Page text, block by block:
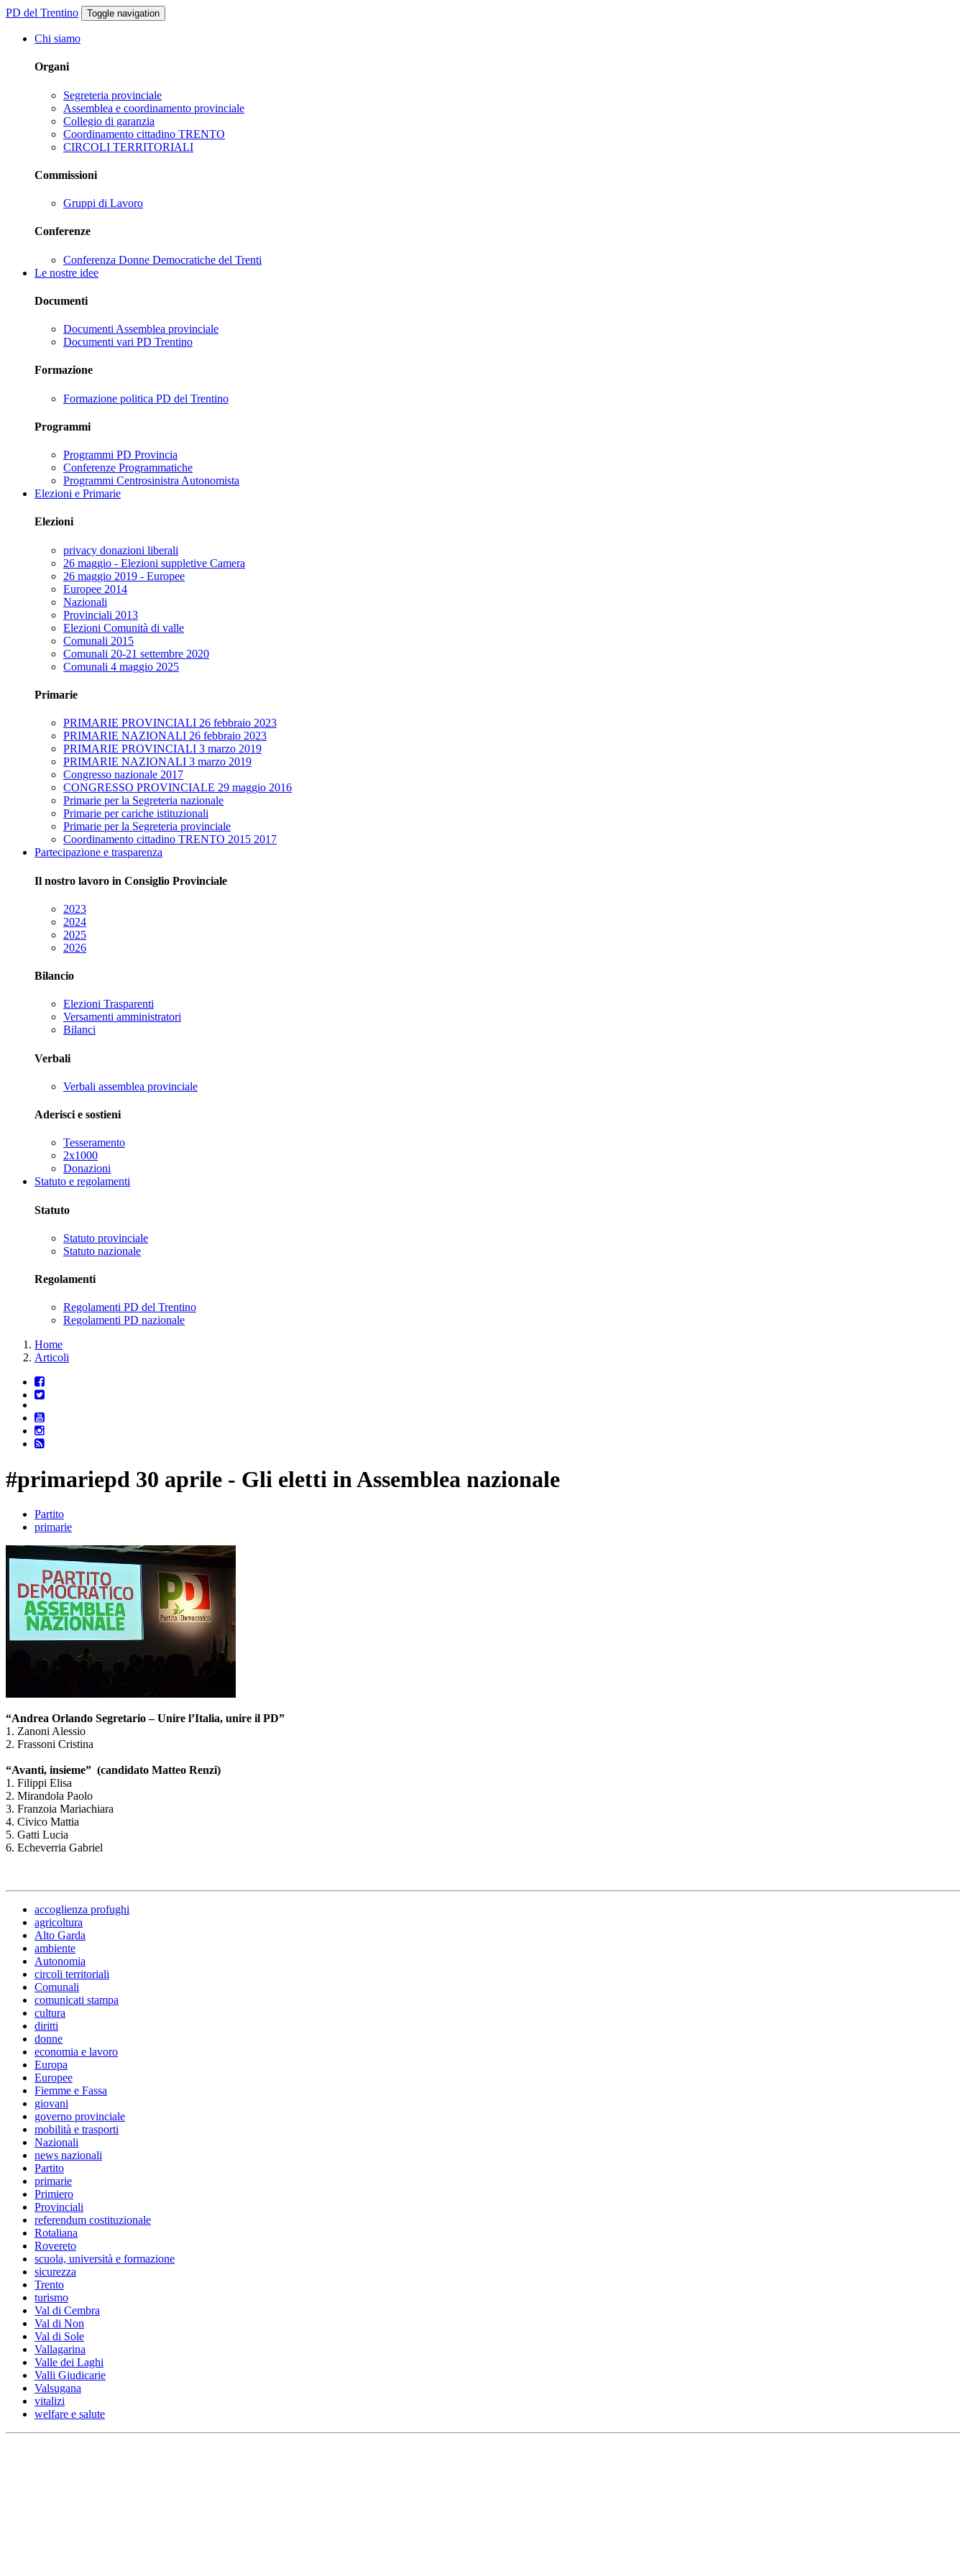
PD del Trentino Toggle navigation
Chi siamo
Organi
Segreteria provinciale
Assemblea e coordinamento provinciale
Collegio di garanzia
Coordinamento cittadino TRENTO
CIRCOLI TERRITORIALI
Commissioni
Gruppi di Lavoro
Conferenze
Conferenza Donne Democratiche del Trenti
Le nostre idee
Documenti
Documenti Assemblea provinciale
Documenti vari PD Trentino
Formazione
Formazione politica PD del Trentino
Programmi
Programmi PD Provincia
Conferenze Programmatiche
Programmi Centrosinistra Autonomista
Elezioni e Primarie
Elezioni
privacy donazioni liberali
26 maggio - Elezioni suppletive Camera
26 maggio 2019 - Europee
Europee 2014
Nazionali
Provinciali 2013
Elezioni Comunità di valle
Comunali 2015
Comunali 20-21 settembre 2020
Comunali 4 maggio 2025
Primarie
PRIMARIE PROVINCIALI 26 febbraio 2023
PRIMARIE NAZIONALI 26 febbraio 2023
PRIMARIE PROVINCIALI 3 marzo 2019
PRIMARIE NAZIONALI 3 marzo 2019
Congresso nazionale 2017
CONGRESSO PROVINCIALE 29 maggio 2016
Primarie per la Segreteria nazionale
Primarie per cariche istituzionali
Primarie per la Segreteria provinciale
Coordinamento cittadino TRENTO 2015 2017
Partecipazione e trasparenza
Il nostro lavoro in Consiglio Provinciale
2023
2024
2025
2026
Bilancio
Elezioni Trasparenti
Versamenti amministratori
Bilanci
Verbali
Verbali assemblea provinciale
Aderisci e sostieni
Tesseramento
2x1000
Donazioni
Statuto e regolamenti
Statuto
Statuto provinciale
Statuto nazionale
Regolamenti
Regolamenti PD del Trentino
Regolamenti PD nazionale
Home
Articoli
#primariepd 30 aprile - Gli eletti in Assemblea nazionale
Partito
primarie
“Andrea Orlando Segretario – Unire l’Italia, unire il PD”
1. Zanoni Alessio
2. Frassoni Cristina
“Avanti, insieme” (candidato Matteo Renzi)
1. Filippi Elisa
2. Mirandola Paolo
3. Franzoia Mariachiara
4. Civico Mattia
5. Gatti Lucia
6. Echeverria Gabriel
accoglienza profughi
agricoltura
Alto Garda
ambiente
Autonomia
circoli territoriali
Comunali
comunicati stampa
cultura
diritti
donne
economia e lavoro
Europa
Europee
Fiemme e Fassa
giovani
governo provinciale
mobilità e trasporti
Nazionali
news nazionali
Partito
primarie
Primiero
Provinciali
referendum costituzionale
Rotaliana
Rovereto
scuola, università e formazione
sicurezza
Trento
turismo
Val di Cembra
Val di Non
Val di Sole
Vallagarina
Valle dei Laghi
Valli Giudicarie
Valsugana
vitalizi
welfare e salute